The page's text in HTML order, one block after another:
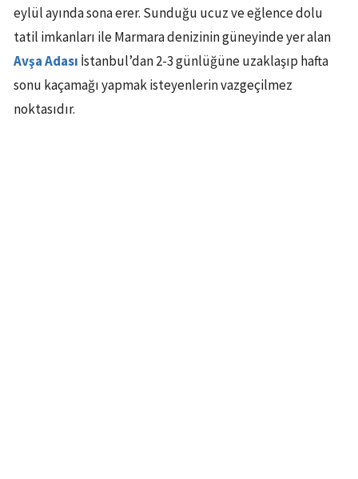
eylül ayında sona erer. Sunduğu ucuz ve eğlence dolu
tatil imkanları ile Marmara denizinin güneyinde yer alan
Avşa Adası İstanbul’dan 2-3 günlüğüne uzaklaşıp hafta
sonu kaçamağı yapmak isteyenlerin vazgeçilmez
noktasıdır.